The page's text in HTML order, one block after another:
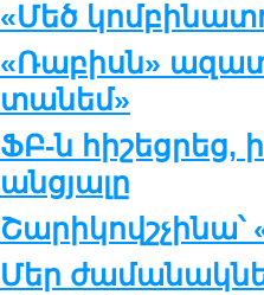
«Մեծ
«Ռաբիսն»
տանեմ»
ՖԲ-ն հիշեցրեց,
անցյալը
Շարիկովշչինա՝
Մեր